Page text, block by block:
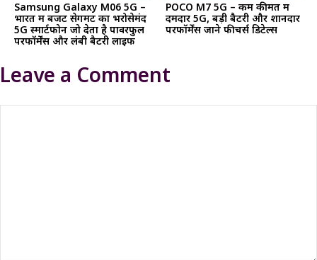
Samsung Galaxy M06 5G –
भारत में बजट सेगमेंट का भरोसेमंद
5G स्मार्टफोन जो देता है पावरफुल
परफॉर्मेंस और लंबी बैटरी लाइफ
POCO M7 5G – कम कीमत में
दमदार 5G, बड़ी बैटरी और शानदार
परफॉर्मेंस जाने फीचर्स डिटेल्स
Leave a Comment